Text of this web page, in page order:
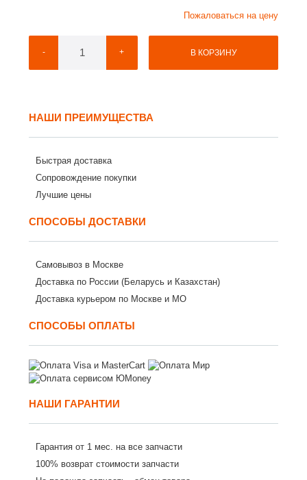
Пожаловаться на цену
- + В КОРЗИНУ
НАШИ ПРЕИМУЩЕСТВА
Быстрая доставка
Сопровождение покупки
Лучшие цены
СПОСОБЫ ДОСТАВКИ
Самовывоз в Москве
Доставка по России (Беларусь и Казахстан)
Доставка курьером по Москве и МО
СПОСОБЫ ОПЛАТЫ
НАШИ ГАРАНТИИ
Гарантия от 1 мес. на все запчасти
100% возврат стоимости запчасти